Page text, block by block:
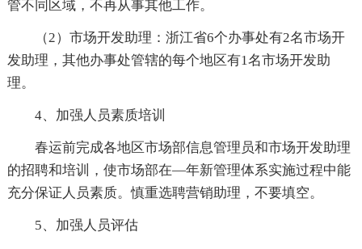
管不同区域，不再从事其他工作。
（2）市场开发助理：浙江省6个办事处有2名市场开
发助理，其他办事处管辖的每个地区有1名市场开发助
理。
4、加强人员素质培训
春运前完成各地区市场部信息管理员和市场开发助理
的招聘和培训，使市场部在—年新管理体系实施过程中能
充分保证人员素质。慎重选聘营销助理，不要填空。
5、加强人员评估